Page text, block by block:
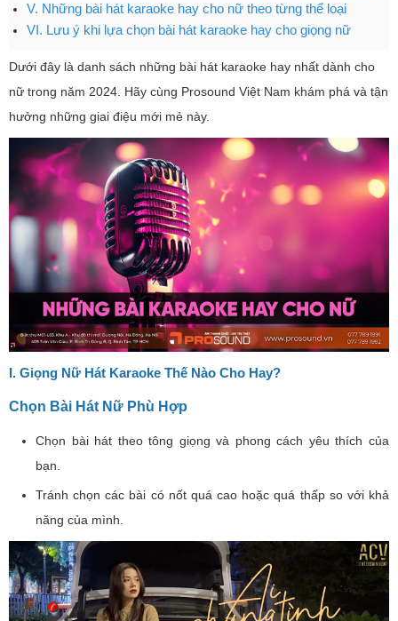
V. Những bài hát karaoke hay cho nữ theo từng thể loại
VI. Lưu ý khi lựa chọn bài hát karaoke hay cho giọng nữ
Dưới đây là danh sách những bài hát karaoke hay nhất dành cho
nữ trong năm 2024. Hãy cùng Prosound Việt Nam khám phá và tận
hưởng những giai điệu mới mẻ này.
I. Giọng Nữ Hát Karaoke Thế Nào Cho Hay?
Chọn Bài Hát Nữ Phù Hợp
Chọn bài hát theo tông giọng và phong cách yêu thích của
bạn.
Tránh chọn các bài có nốt quá cao hoặc quá thấp so với khả
năng của mình.